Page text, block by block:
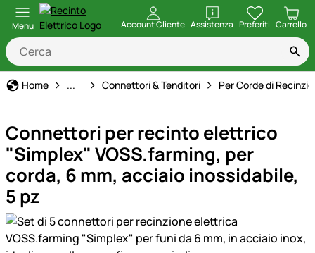
Menu Account Cliente Assistenza
apri Preferiti Carrello
Home Recinto Elettrico
... Connettori & Tenditori Per Corde di
Connettori per recinto elettrico
"Simplex" VOSS.farming, per
corda, 6 mm, acciaio inossidabile,
5 pz
Galleria prodotti